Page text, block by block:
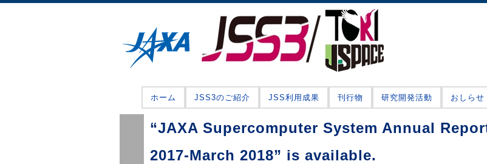
ホーム JSS3のご紹介 JSS利用成果 刊行物 研究開発活動 おしらせ
“JAXA Supercomputer System Annual
2017-March 2018” is available.